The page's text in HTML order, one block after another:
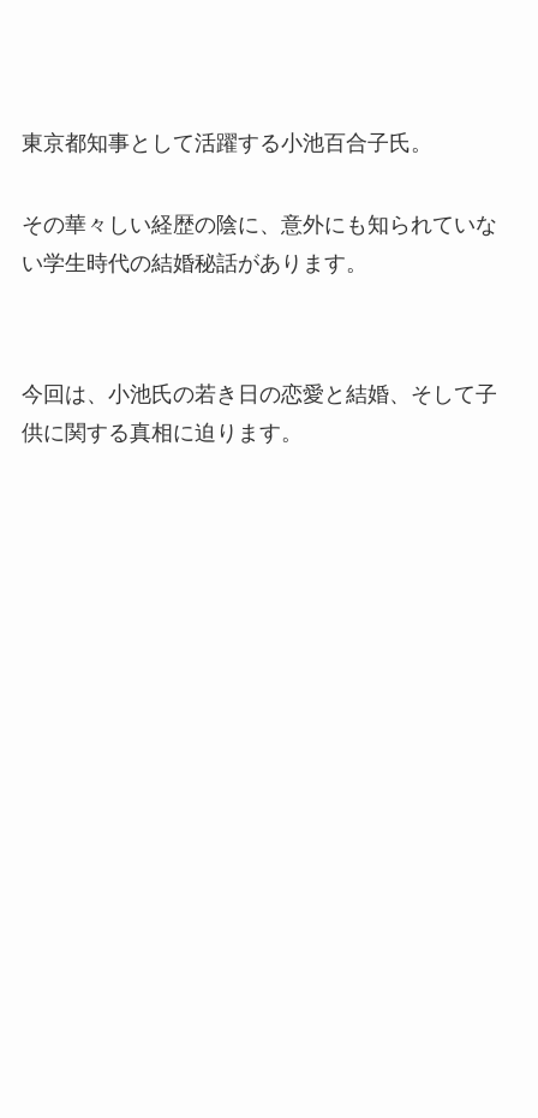
東京都知事として活躍する小池百合子氏。
その華々しい経歴の陰に、意外にも知られていな
い学生時代の結婚秘話があります。
今回は、小池氏の若き日の恋愛と結婚、そして子
供に関する真相に迫ります。